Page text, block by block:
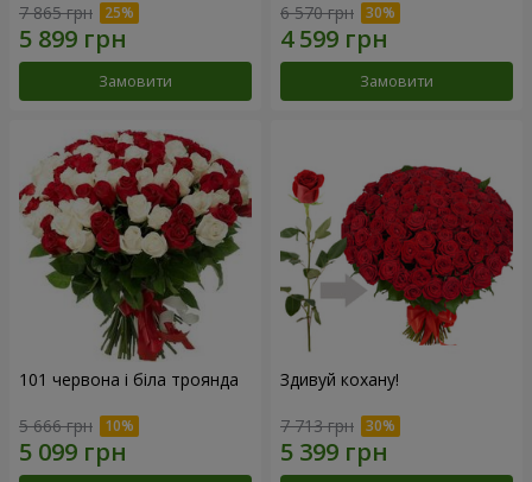
7 865 грн
Замовити
6 570 грн
Замовити
101 червона і біла троянда
5 666 грн
Здивуй кохану!
7 713 грн